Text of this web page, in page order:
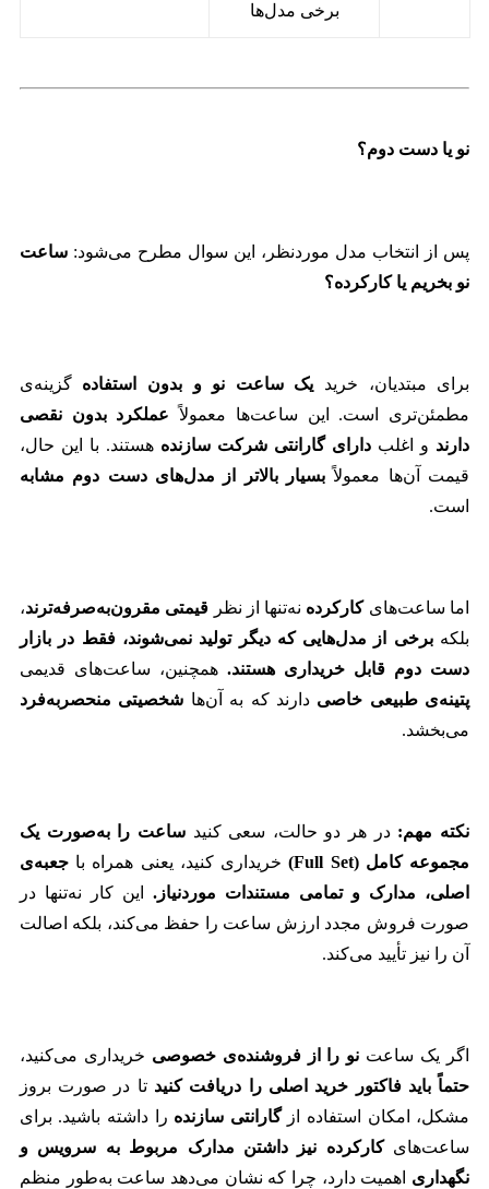
برخی مدل‌ها
نو یا دست دوم؟
پس از انتخاب مدل موردنظر، این سوال مطرح می‌شود:ساعت
نو بخریم یا کارکرده؟
برای مبتدیان، خرید یک ساعت نو و بدون استفاده گزینه‌ی
مطمئن‌تری است. این ساعت‌ها معمولاً عملکرد بدون نقصی
دارند و اغلب دارای گارانتی شرکت سازنده هستند. با این حال،
قیمت آن‌ها معمولاً بسیار بالاتر از مدل‌های دست دوم مشابه
است.
اما ساعت‌هایکارکرده نه‌تنها از نظر قیمتی مقرون‌به‌صرفه‌ترند،
بلکهبرخی از مدل‌هایی که دیگر تولید نمی‌شوند، فقط در بازار
دست دوم قابل خریداری هستند. همچنین، ساعت‌های قدیمی
پتینه‌ی طبیعی خاصی دارند که به آن‌ها شخصیتی منحصربه‌فرد
می‌بخشد.
نکته مهم: در هر دو حالت، سعی کنیدساعت را به‌صورت یک
مجموعه کامل (Full Set)
خریداری کنید، یعنی همراه باجعبه‌ی
اصلی، مدارک و تمامی مستندات موردنیاز. این کار نه‌تنها در
صورت فروش مجدد ارزش ساعت را حفظ می‌کند، بلکه اصالت
آن را نیز تأیید می‌کند.
اگر یک ساعت نو را از فروشنده‌ی خصوصی خریداری می‌کنید،
حتماً باید فاکتور خرید اصلی را دریافت کنید تا در صورت بروز
مشکل، امکان استفاده ازگارانتی سازنده را داشته باشید. برای
ساعت‌هایکارکرده نیز داشتن مدارک مربوط به سرویس و
نگهداری اهمیت دارد، چرا که نشان می‌دهد ساعت به‌طور منظم